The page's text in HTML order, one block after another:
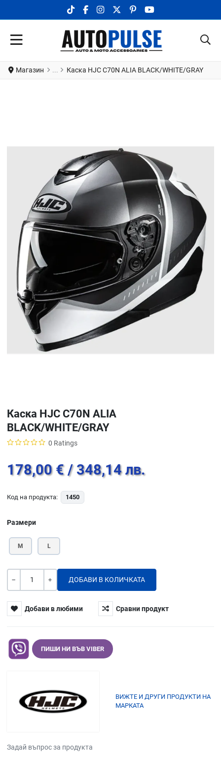
TIKTOK SOCIAL LINK
FACEBOOK SOCIAL LINK
INSTAGRAM SOCIAL LINK
X.COM SOCIAL LINK
PINTEREST SOCIAL LINK
YOUTUBE SOCIAL
Магазин Каска HJC C70N ALIA BLACK/WHITE/GRAY
Каска HJC C70N ALIA
BLACK/WHITE/GRAY
0 Ratings
178,00 € / 348,14 лв.
Код на продукта: 1450
Размери
M L
Количество
Добави в любими Сравни продукт
ПИШИ НИ ВЪВ VIBER
ВИЖТЕ И ДРУГИ ПРОДУКТИ НА
МАРКАТА
Задай въпрос за продукта